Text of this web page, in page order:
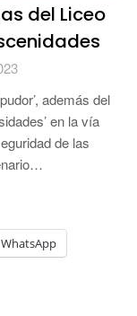
del Liceo
además del
en la vía
de las
WhatsApp